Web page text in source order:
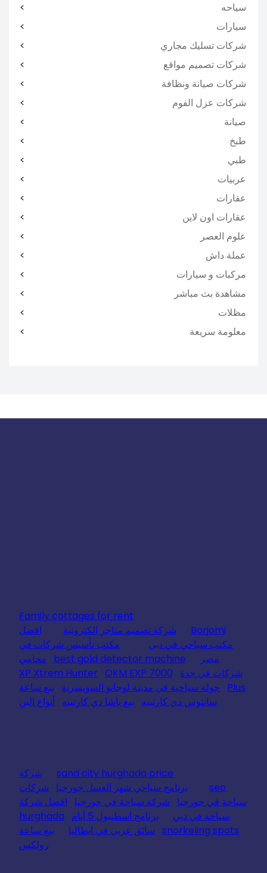
سياحه
سيارات
شركات تسليك مجاري
شركات تصميم مواقع
شركات صيانة ونظافة
شركات عزل الفوم
صيانة
طبخ
طبي
عربيات
عقارات
عقارات اون لاين
علوم العصر
عملة داش
مركبات و سيارات
مشاهدة بث مباشر
مظلات
معلومة سريعة
Family cottages for rent
Borjomi
شركة تصميم متاجر الكترونية
افضل
مكتب سياحي في دبي
مكتب تأسيس شركات في
مصر
best gold detector machine
محامي
شركات في جدة
XP Xtrem Hunter OKM EXP 7000
Plus
جولة سياحية في مدينة لوجانو السويسرية
بيع ساعة
سانتوس دي كارتييه
بيع باشا دي كارتييه أنواع البن
sand city hurghada price
شركة
seo
برنامج سياحي شهر العسل جورجيا
شركات
سياحة في جورجيا
شركة سياحة في جورجيا
افضل شركة
سياحة في دبي
برنامج اسطنبول 5 أيام
hurghada
snorkeling spots سائق عربي في ايطاليا
بيع ساعة
رولكس